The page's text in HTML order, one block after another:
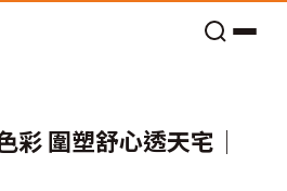
彩 圍塑舒心透天宅│